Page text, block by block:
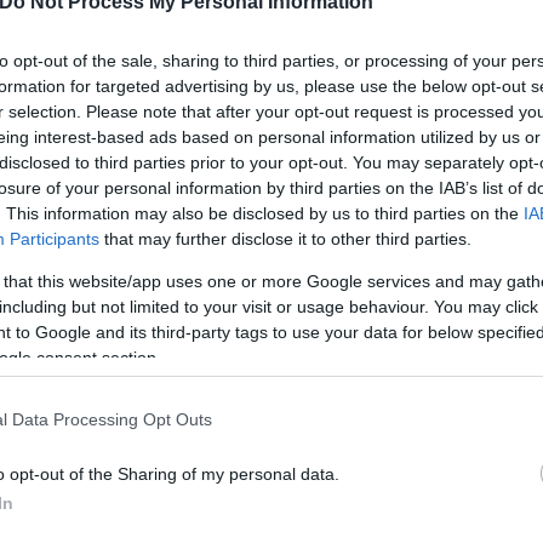
opt-out of the sale, sharing to third parties, or processing of your
for targeted advertising by us, please use the below opt-out
selection. Please note that after your opt-out request is processed
interest-based ads based on personal information utilized by us
to third parties prior to your opt-out. You may separately
of your personal information by third parties on the IAB’s list of
This information may also be disclosed by us to third parties on the
Participants that may further disclose it to other third parties.
that this website/app uses one or more Google services and may
but not limited to your visit or usage behaviour. You may
to Google and its third-party tags to use your data for below
consent section.
Data Processing Opt Outs
opt-out of the Sharing of my personal data.
της Κύπρου, ενώ φαίνεται
Γιώργος
Διάκος